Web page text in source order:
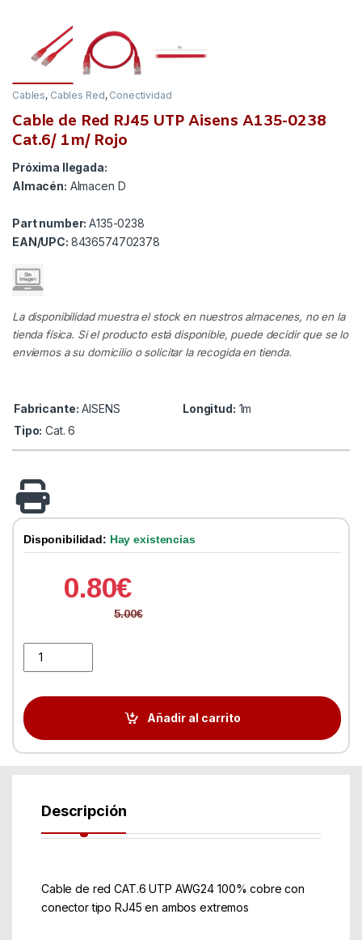
Cables, Cables Red, Conectividad
Cable de Red RJ45 UTP Aisens A135-0238
Cat.6/ 1m/ Rojo
Próxima llegada:
Almacén: Almacen D
Part number:A135-0238
EAN/UPC: 8436574702378
La disponibilidad muestra el stock en nuestros almacenes, no en la
tienda física. Si el producto está disponible, puede decidir que se lo
enviemos a su domicilio o solicitar la recogida en tienda.
Fabricante: AISENS Longitud: 1m
Tipo: Cat. 6
Disponibilidad: Hay existencias
0.80€
5.00€
Añadir al carrito
Descripción
Cable de red CAT.6 UTP AWG24 100% cobre con
conector tipo RJ45 en ambos extremos